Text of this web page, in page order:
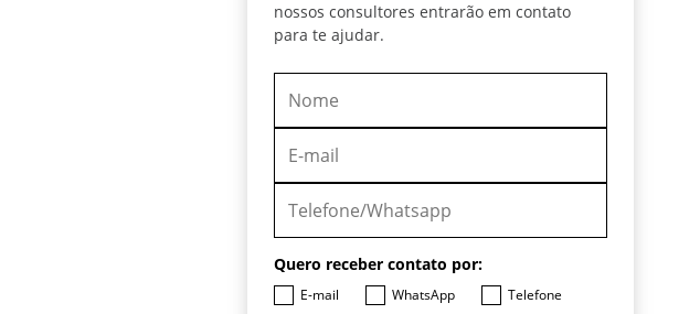
nossos consultores entrarão em contato
para te ajudar.
Quero receber contato por:
E-mail WhatsApp Telefone